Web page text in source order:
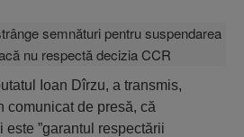
Ioan Dîrzu, a transmis,
comunicat de presă, că
”garantul respectării